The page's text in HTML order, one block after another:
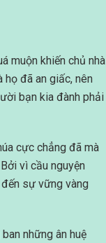
muộn khiến chủ nhà
họ đã an giấc, nên
bạn kia đành phải
cực chẳng đã mà
vì cầu nguyện
sự vững vàng
những ân huệ